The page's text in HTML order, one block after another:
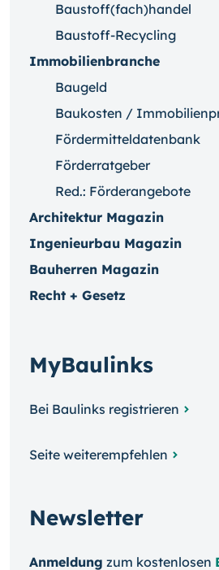
Baustoff(fach)handel
Baustoff-Recycling
Immobilienbranche
Baugeld
Baukosten /
Fördermitteldatenbank
Förderratgeber
Red.: Förderangebote
Architektur Magazin
Ingenieurbau Magazin
Bauherren Magazin
Recht + Gesetz
MyBaulinks
Bei Baulinks registrieren
Seite weiterempfehlen
Newsletter
Anmeldung zum kosten­losen